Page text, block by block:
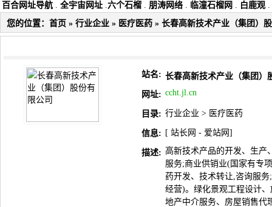
百合网址导航 . 全宇宙网址 .六个石榴 . 朋涛网络 . 临潼石榴网 . 白鹿观 .
您的位置： 首页 » 行业企业 » 医疗医药 » 长春高新技术产业（集团）
站名: 长春高新技术产业（集团）
网址: ccht.jl.cn
目录: 行业企业 > 医疗医药
信息: [ 站长网 - 爱站网 ]
描述: 高新技术产品的开发、生产
服务;商业供销业(国家有专
药开发、技术转让,咨询服
经营)。绿化景观工程设计
地产中介服务、房屋销售代